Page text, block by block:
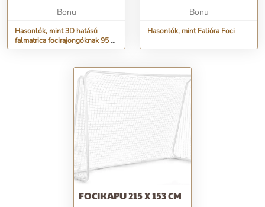
Bonu
Hasonlók, mint 3D hatású
falmatrica focirajongóknak 95 x
150 cm
Bonu
Hasonlók, mint Falióra Foci
FOCIKAPU 215 X 153 CM